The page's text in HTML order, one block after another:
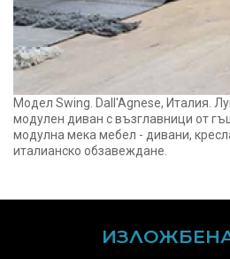
Модел Swing. Dall'Agnese, Италия.
модулен диван с възглавници от
модулна мека мебел - дивани,
италианско обзавеждане.